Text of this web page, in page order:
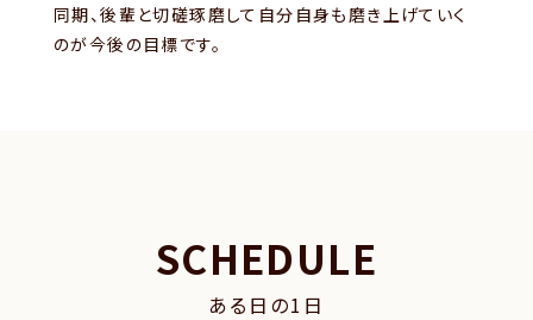
同期、後輩と切磋琢磨して自分自身も磨き上げていく
のが今後の目標です。
SCHEDULE
ある日の1日